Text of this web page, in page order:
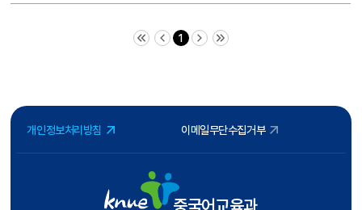
처음 페이지 이전 10 페이지
1
다음 10 페이지 끝 페이지
개인정보처리방침 이메일무단수집거부
중국어교육과